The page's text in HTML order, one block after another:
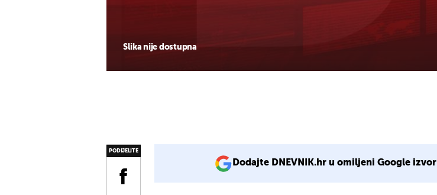
Slika nije dostupna
PODIJELITE
Dodajte DNEVNIK.hr u omiljeni Google izvor